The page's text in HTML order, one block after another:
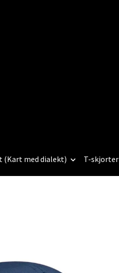
(Kart med dialekt) T-skjorter